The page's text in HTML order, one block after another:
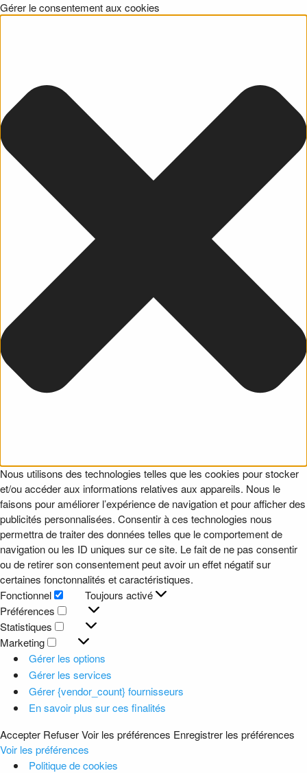
Gérer le consentement aux cookies
Nous utilisons des technologies telles que les cookies pour stocker
et/ou accéder aux informations relatives aux appareils. Nous le
faisons pour améliorer l’expérience de navigation et pour afficher des
publicités personnalisées. Consentir à ces technologies nous
permettra de traiter des données telles que le comportement de
navigation ou les ID uniques sur ce site. Le fait de ne pas consentir
ou de retirer son consentement peut avoir un effet négatif sur
certaines fonctonnalités et caractéristiques.
Fonctionnel
Fonctionnel
Toujours activé
Préférences
Préférences
Statistiques
Statistiques
Marketing
Marketing
Gérer les options
Gérer les services
Gérer {vendor_count} fournisseurs
En savoir plus sur ces finalités
Accepter RefuserVoir les préférences Enregistrer les préférences
Voir les préférences
Politique de cookies